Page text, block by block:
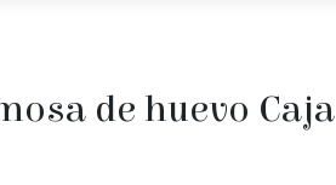
de huevo Caja